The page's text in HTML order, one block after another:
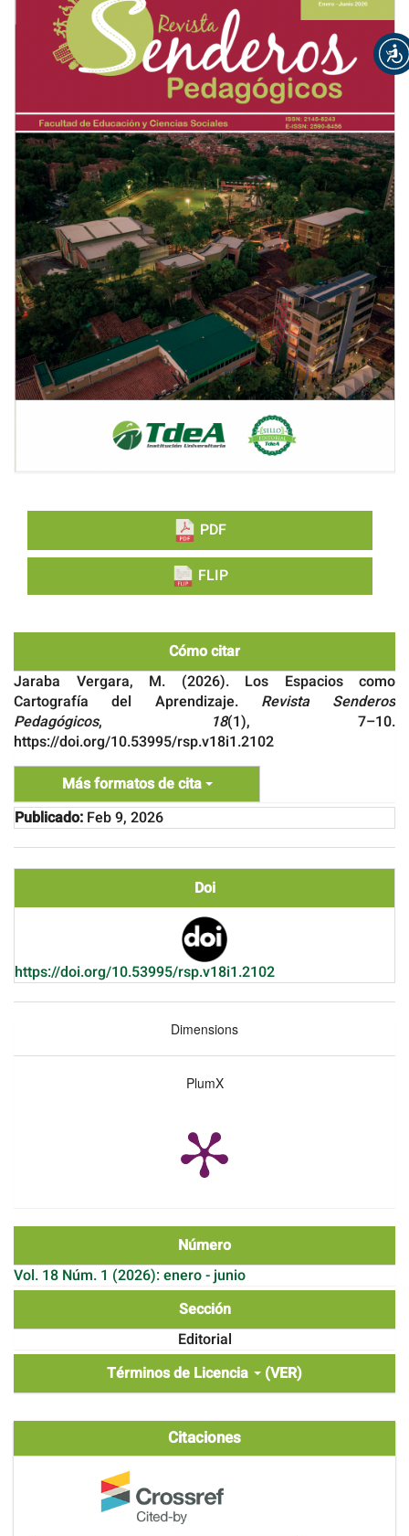
PDF
FLIP
Cómo citar
Jaraba Vergara, M. (2026). Los Espacios como
Cartografía del Aprendizaje. Revista Senderos
Pedagógicos, 18(1), 7–10.
https://doi.org/10.53995/rsp.v18i1.2102
Más formatos de cita
Publicado: Feb 9, 2026
Doi
https://doi.org/10.53995/rsp.v18i1.2102
Dimensions
PlumX
Número
Vol. 18 Núm. 1 (2026): enero - junio
Sección
Editorial
Términos de Licencia
(VER)
Citaciones